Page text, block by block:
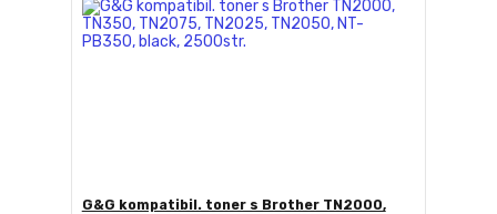
G&G kompatibil. toner s Brother TN2000,